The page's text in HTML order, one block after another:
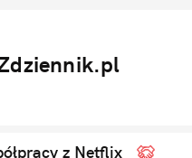
z Netflix